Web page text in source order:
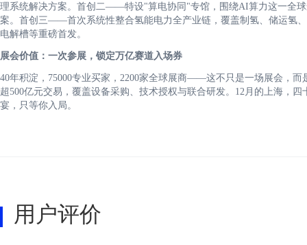
理系统解决方案。首创二——特设"算电协同"专馆，围绕AI算力这一全
案。首创三——首次系统性整合氢能电力全产业链，覆盖制氢、储运氢
电解槽等重磅首发。
展会价值：一次参展，锁定万亿赛道入场券
40年积淀，75000专业买家，2200家全球展商——这不只是一场展会，
超500亿元交易，覆盖设备采购、技术授权与联合研发。12月的上海
宴，只等你入局。
用户评价